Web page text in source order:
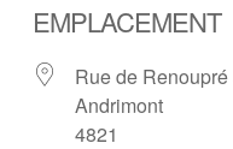
EMPLACEMENT
Rue de
Andrimont
4821